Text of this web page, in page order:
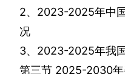
2、 2023-2025年中
况
3、 2023-2025年我
第三节 2025-2030